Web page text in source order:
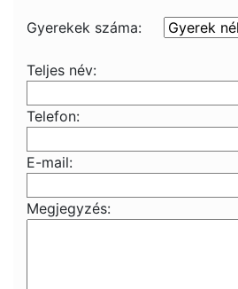
Gyerekek száma:
Teljes név:
Telefon:
E-mail:
Megjegyzés: